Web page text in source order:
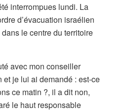
interrompues lundi. La
d’évacuation israélien
le centre du territoire
avec mon conseiller
et je lui ai demandé : est-ce
ce matin ?, il a dit non,
le haut responsable